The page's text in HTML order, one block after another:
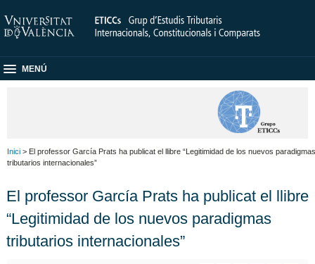
MENÚ
Inici > El professor García Prats ha publicat el llibre “Legitimidad de los nuevos paradigmas
tributarios internacionales”
El professor García Prats ha publicat el llibre
“Legitimidad de los nuevos paradigmas
tributarios internacionales”